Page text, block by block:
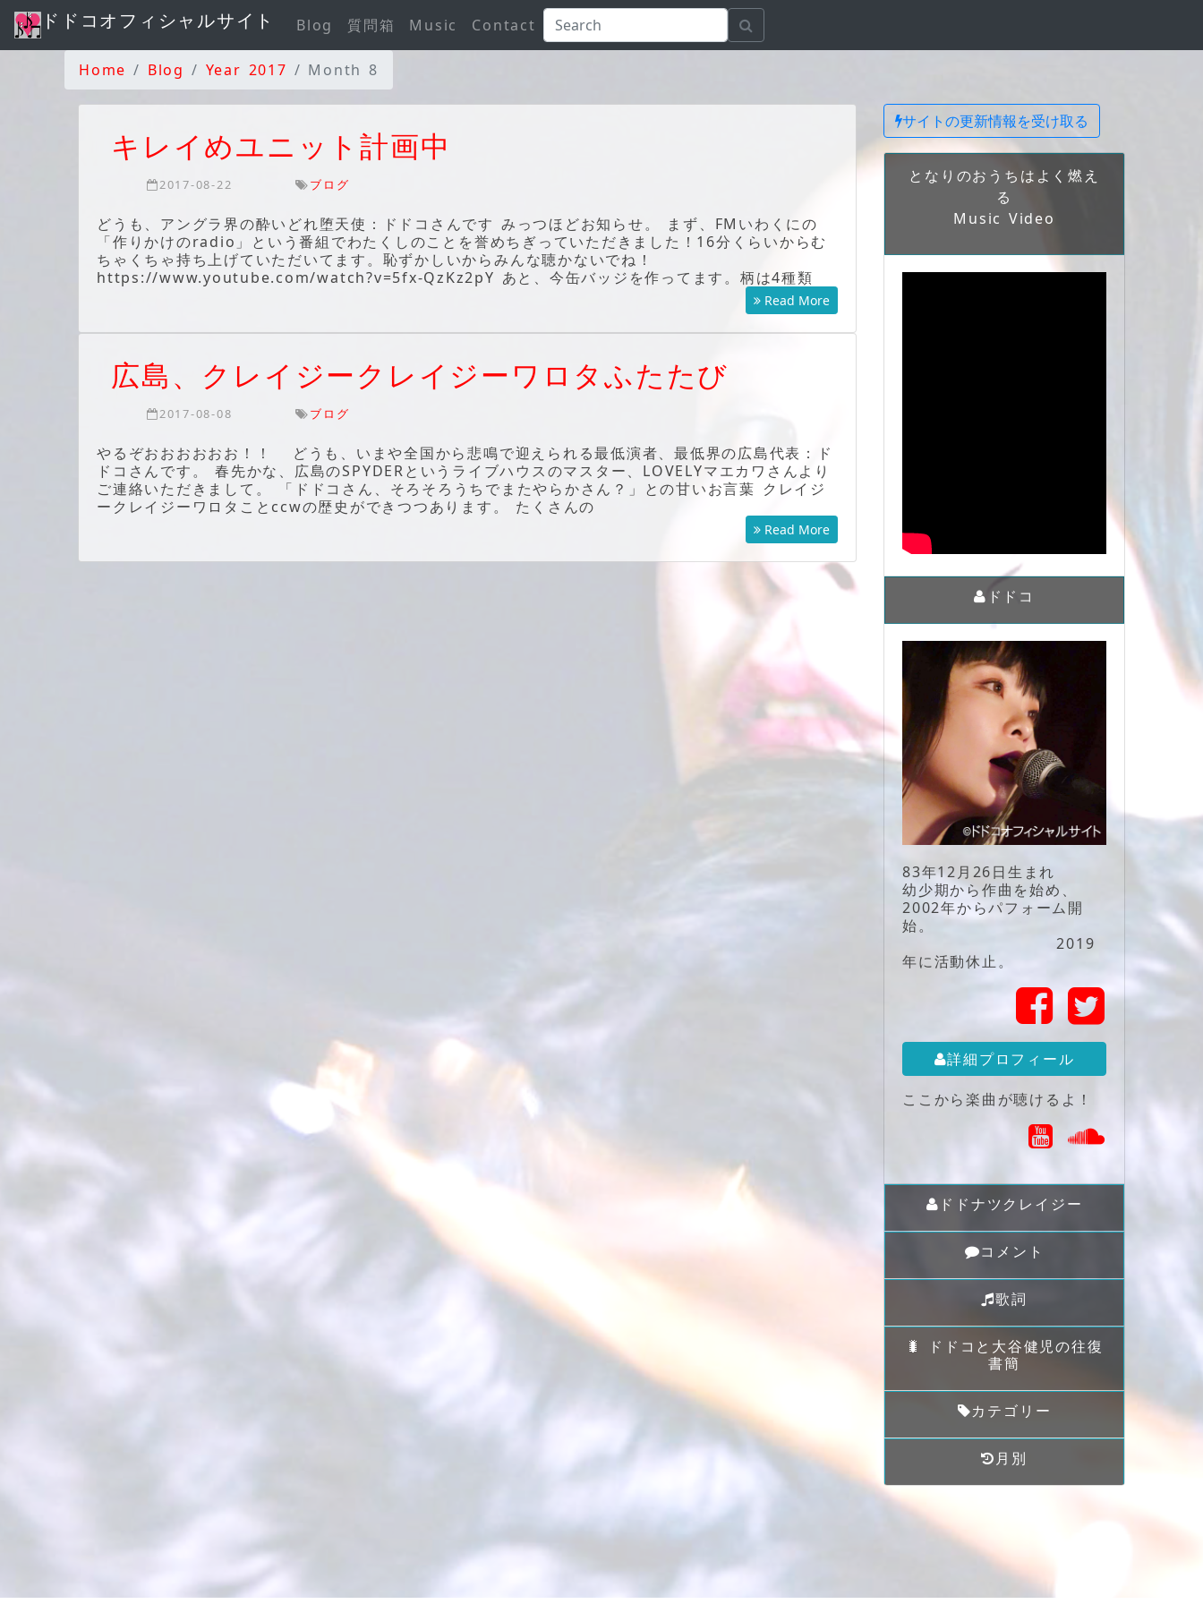
ドドコオフィシャルサイト Blog 質問箱 Music Contact
Home Blog Year 2017 Month 8
キレイめユニット計画中
2017-08-22 ブログ
どうも、アングラ界の酔いどれ堕天使：ドドコさんです みっつほどお知らせ。 まず、FMいわくにの
「作りかけのradio」という番組でわたくしのことを誉めちぎっていただきました！16分くらいからむ
ちゃくちゃ持ち上げていただいてます。恥ずかしいからみんな聴かないでね！
https://www.youtube.com/watch?v=5fx-QzKz2pY あと、今缶バッジを作ってます。柄は4種類
Read More
広島、クレイジークレイジーワロタふたたび
2017-08-08 ブログ
やるぞおおおおおお！！ どうも、いまや全国から悲鳴で迎えられる最低演者、最低界の広島代表：ド
ドコさんです。 春先かな、広島のSPYDERというライブハウスのマスター、LOVELYマエカワさんより
ご連絡いただきまして。 「ドドコさん、そろそろうちでまたやらかさん？」との甘いお言葉 クレイジ
ークレイジーワロタことccwの歴史ができつつあります。 たくさんの
Read More
サイトの更新情報を受け取る
となりのおうちはよく燃え
る
Music Video
ドドコ
83年12月26日生まれ
幼少期から作曲を始め、
2002年からパフォーム開
始。
2019
年に活動休止。
詳細プロフィール
ここから楽曲が聴けるよ！
ドドナツクレイジー
コメント
歌詞
🐛 ドドコと大谷健児の往復
書簡
カテゴリー
月別